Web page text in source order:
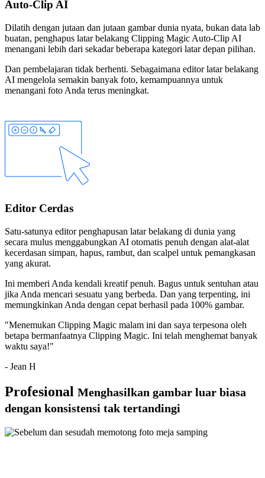
Auto-Clip AI
Dilatih dengan jutaan dan jutaan gambar dunia nyata, bukan data lab
buatan, penghapus latar belakang Clipping Magic Auto-Clip AI
menangani lebih dari sekadar beberapa kategori latar depan pilihan.
Dan pembelajaran tidak berhenti. Sebagaimana editor latar belakang
AI mengelola semakin banyak foto, kemampuannya untuk
menangani foto Anda terus meningkat.
Editor Cerdas
Satu-satunya editor penghapusan latar belakang di dunia yang
secara mulus menggabungkan AI otomatis penuh dengan alat-alat
kecerdasan simpan, hapus, rambut, dan scalpel untuk pemangkasan
yang akurat.
Ini memberi Anda kendali kreatif penuh. Bagus untuk sentuhan atau
jika Anda mencari sesuatu yang berbeda. Dan yang terpenting, ini
memungkinkan Anda dengan cepat berhasil pada 100% gambar.
"Menemukan Clipping Magic malam ini dan saya terpesona oleh
betapa bermanfaatnya Clipping Magic. Ini telah menghemat banyak
waktu saya!"
- Jean H
Profesional Menghasilkan gambar luar biasa
dengan konsistensi tak tertandingi